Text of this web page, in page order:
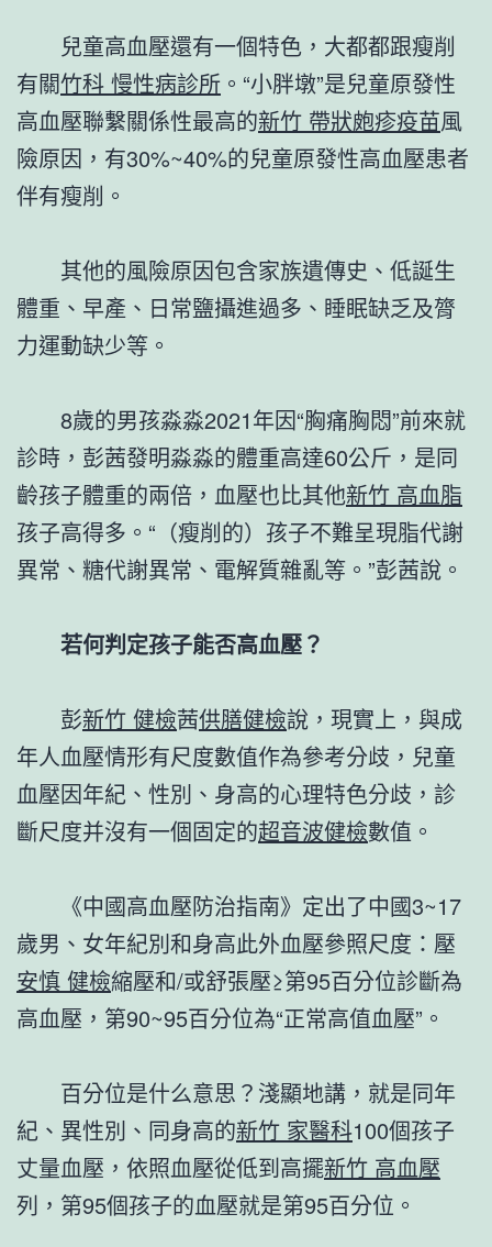
兒童高血壓還有一個特色，大都都跟瘦削
有關竹科 慢性病診所 。“小胖墩”是兒童原發性
高血壓聯繫關係性最高的新竹 帶狀皰疹疫苗風
險原因，有30%~40%的兒童原發性高血壓患者
伴有瘦削。
其他的風險原因包含家族遺傳史、低誕生
體重、早產、日常鹽攝進過多、睡眠缺乏及膂
力運動缺少等。
8歲的男孩淼淼2021年因“胸痛胸悶”前來就
診時，彭茜發明淼淼的體重高達60公斤，是同
齡孩子體重的兩倍，血壓也比其他新竹 高血脂
孩子高得多。“（瘦削的）孩子不難呈現脂代謝
異常、糖代謝異常、電解質雜亂等。”彭茜說。
若何判定孩子能否高血壓？
彭新竹 健檢茜供膳健檢說，現實上，與成
年人血壓情形有尺度數值作為參考分歧，兒童
血壓因年紀、性別、身高的心理特色分歧，診
斷尺度并沒有一個固定的超音波健檢數值。
《中國高血壓防治指南》定出了中國3~17
歲男、女年紀別和身高此外血壓參照尺度：壓
安慎 健檢縮壓和/或舒張壓≥第95百分位診斷為
高血壓，第90~95百分位為“正常高值血壓”。
百分位是什么意思？淺顯地講，就是同年
紀、異性別、同身高的新竹 家醫科100個孩子
丈量血壓，依照血壓從低到高擺新竹 高血壓
列，第95個孩子的血壓就是第95百分位。